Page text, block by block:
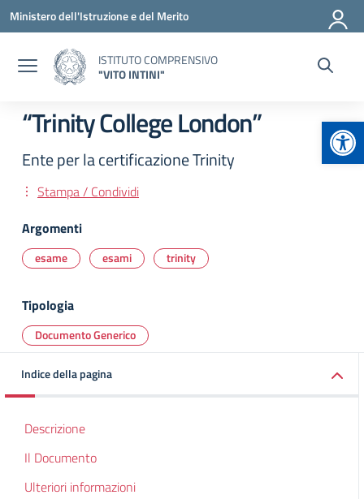
Vai ai contenuti
Vai al menu di navigazione
Vai al footer
Ministero dell'Istruzione e del Merito
ISTITUTO COMPRENSIVO
"VITO INTINI"
“Trinity College London”
Ente per la certificazione Trinity
Stampa / Condividi
Argomenti
esame esami trinity
Tipologia
Documento Generico
Indice della pagina
Descrizione
Il Documento
Ulteriori informazioni